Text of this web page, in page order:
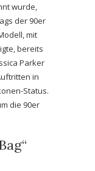
wurde,
der 90er
mit
bereits
Parker
in
Status.
die 90er